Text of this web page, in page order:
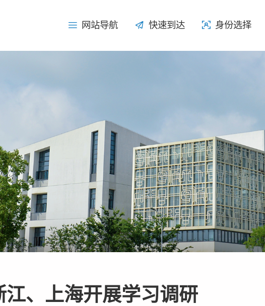
网站导航 快速到达 身份选择
网站导航 快速到达 身份选择
、上海开展学习调研